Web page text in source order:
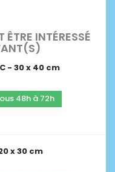
INTÉRESSÉ
- 30 x 40 cm
48h à 72h
x 30 cm